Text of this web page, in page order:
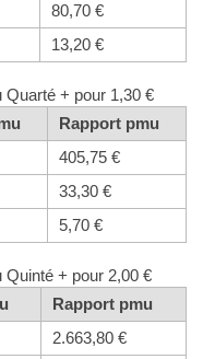
80,70 €
13,20 €
+ pour 1,30 €
Rapport pmu
405,75 €
33,30 €
5,70 €
Quinté + pour 2,00 €
Rapport pmu
2.663,80 €